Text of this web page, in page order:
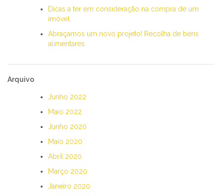
Dicas a ter em consideração na compra de um
imóvel
Abraçamos um novo projeto! Recolha de bens
alimentares
Arquivo
Junho 2022
Maio 2022
Junho 2020
Maio 2020
Abril 2020
Março 2020
Janeiro 2020